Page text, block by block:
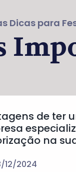
Dicas para
de ter
na
12/2024